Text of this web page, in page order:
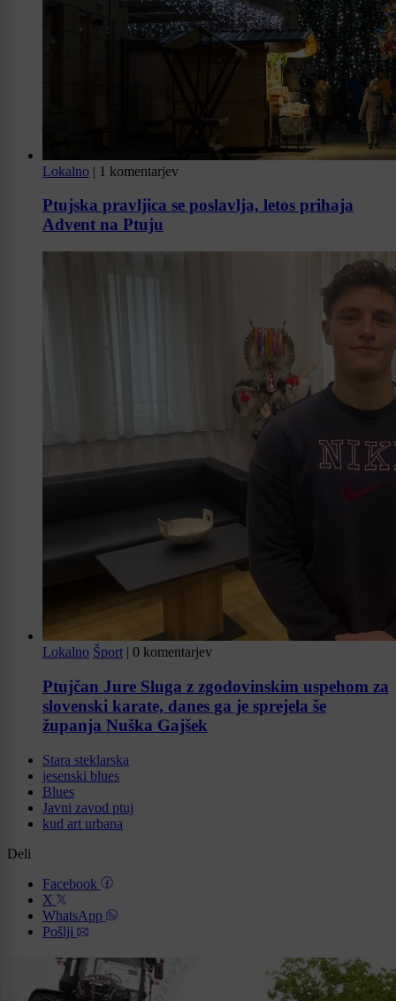
Lokalno | 1 komentarjev
Ptujska pravljica se poslavlja, letos prihaja
Advent na Ptuju
Lokalno Šport | 0 komentarjev
Ptujčan Jure Sluga z zgodovinskim uspehom za
slovenski karate, danes ga je sprejela še
županja Nuška Gajšek
Stara steklarska
jesenski blues
Blues
Javni zavod ptuj
kud art urbana
Deli
Facebook
X
WhatsApp
Pošlji